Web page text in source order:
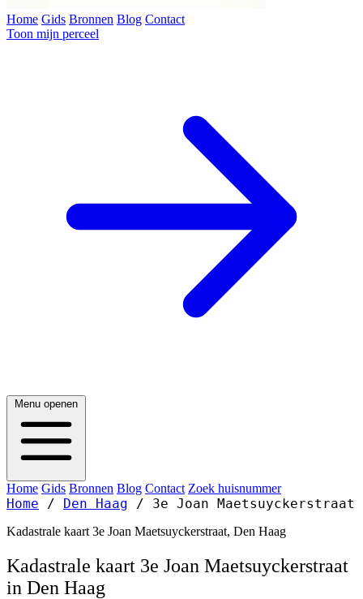
Home Gids Bronnen Blog Contact
Toon mijn perceel
Menu openen
Home Gids Bronnen Blog Contact Zoek huisnummer
Home / Den Haag / 3e Joan Maetsuyckerstraat
Kadastrale kaart 3e Joan Maetsuyckerstraat, Den Haag
Kadastrale kaart 3e Joan Maetsuyckerstraat
in Den Haag